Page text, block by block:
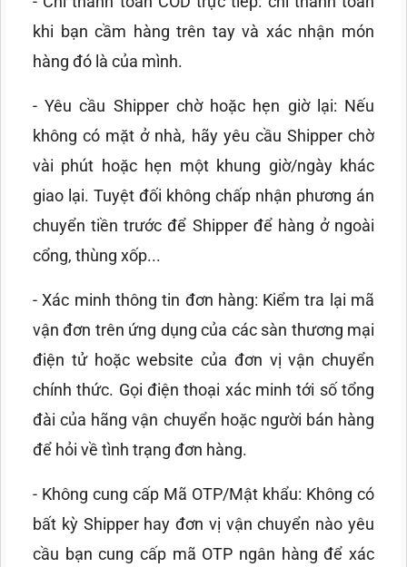
khi bạn cầm hàng trên tay và xác nhận món
hàng đó là của mình.
- Yêu cầu Shipper chờ hoặc hẹn giờ lại: Nếu
không có mặt ở nhà, hãy yêu cầu Shipper chờ
vài phút hoặc hẹn một khung giờ/ngày khác
giao lại. Tuyệt đối không chấp nhận phương án
chuyển tiền trước để Shipper để hàng ở ngoài
cổng, thùng xốp...
- Xác minh thông tin đơn hàng: Kiểm tra lại mã
vận đơn trên ứng dụng của các sàn thương mại
điện tử hoặc website của đơn vị vận chuyển
chính thức. Gọi điện thoại xác minh tới số tổng
đài của hãng vận chuyển hoặc người bán hàng
để hỏi về tình trạng đơn hàng.
- Không cung cấp Mã OTP/Mật khẩu: Không có
bất kỳ Shipper hay đơn vị vận chuyển nào yêu
cầu bạn cung cấp mã OTP ngân hàng để xác